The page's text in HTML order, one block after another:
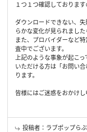
１つ１つ確認しておりま
ダウンロードできない、
らかな変化が見られました
また、プロバイダーなど
査中でございます。
上記のような事象が起こ
いただける方は「お問い
ります。
皆様にはご迷惑をおかけし
投稿者：ラブポップらぶ